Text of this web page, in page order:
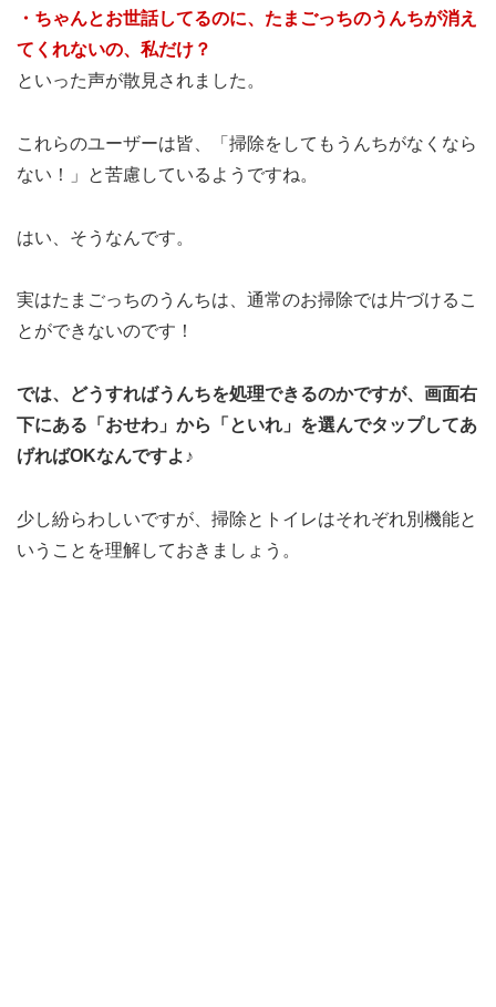
・ちゃんとお世話してるのに、たまごっちのうんちが消え
てくれないの、私だけ？
といった声が散見されました。
これらのユーザーは皆、「掃除をしてもうんちがなくなら
ない！」と苦慮しているようですね。
はい、そうなんです。
実はたまごっちのうんちは、通常のお掃除では片づけるこ
とができないのです！
では、どうすればうんちを処理できるのかですが、画面右
下にある「おせわ」から「といれ」を選んでタップしてあ
げればOKなんですよ♪
少し紛らわしいですが、掃除とトイレはそれぞれ別機能と
いうことを理解しておきましょう。